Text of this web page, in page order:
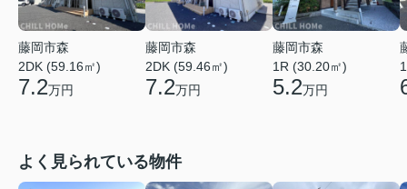
藤岡市森
2DK (59.16㎡)
7.2万円
藤岡市森
2DK (59.46㎡)
7.2万円
藤岡市森
1R (30.20㎡)
5.2万円
よく見られている物件